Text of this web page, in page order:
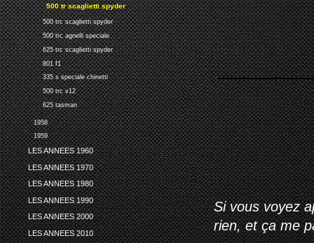
500 tr scaglietti spyder
500 trc scaglietti spyder
500 trc agnelli speciale
625 trc scaglietti spyder
801 f1
335 s speciale chinetti
500 trc v12
625 tasman
1958
1959
LES ANNEES 1960
LES ANNEES 1970
LES ANNEES 1980
LES ANNEES 1990
LES ANNEES 2000
LES ANNEES 2010
Si vous voyez
rien, et ça me